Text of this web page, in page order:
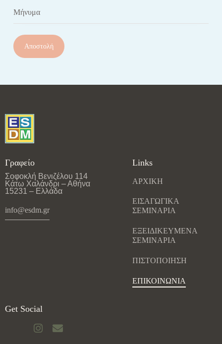
Γραφείο
Σοφοκλή Βενιζέλου 114
Κάτω Χαλάνδρι – Αθήνα
15231 – Ελλάδα
info@esdm.gr
Links
ΑΡΧΙΚΗ
ΕΙΣΑΓΩΓΙΚΑ
ΣΕΜΙΝΑΡΙΑ
ΕΞΕΙΔΙΚΕΥΜΕΝΑ
ΣΕΜΙΝΑΡΙΑ
ΠΙΣΤΟΠΟΙΗΣΗ
ΕΠΙΚΟΙΝΩΝΙΑ
Get Social